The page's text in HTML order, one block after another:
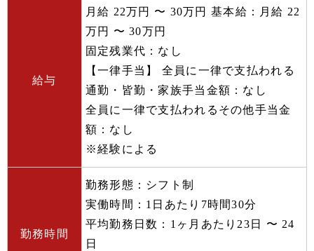
給与
月給 22万円 〜 30万円 基本給：月給 22
万円 〜 30万円
固定残業代：なし
【一律手当】 全員に一律で支払われる
通勤・皆勤・家族手当金額：なし
全員に一律で支払われるその他手当金
額：なし
※経験による
勤務時間
勤務形態：シフト制
実働時間：1日あたり7時間30分
平均勤務日数：1ヶ月あたり23日 〜 24
日